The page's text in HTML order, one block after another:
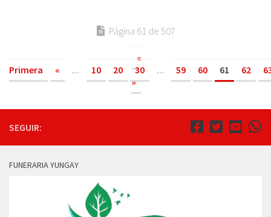
Página 61 de 507
«
Primera
« ... 10 20 30 ... 59 60 61 62
»
SEGUIR:
FUNERARIA YUNGAY